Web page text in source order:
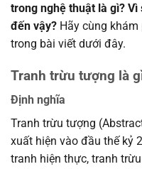
trong nghệ thuật là gì?
đến vậy? Hãy cùng
trong bài viết dưới đây.
Tranh trừu tượng là
Định nghĩa
Tranh trừu tượng
xuất hiện vào đầu thế kỷ
tranh hiện thực, tranh